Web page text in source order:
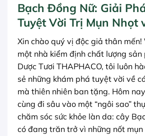
Bạch Đồng Nữ: Giải
Tuyệt Vời Trị Mụn Nhọt
Xin chào quý vị độc giả thân mến!
một nhà kiểm định chất lượng
Dược Tươi THAPHACO, tôi luôn
sẻ những khám phá tuyệt vời về
mà thiên nhiên ban tặng. Hôm
cùng đi sâu vào một “ngôi sao”
chăm sóc sức khỏe làn da: cây
có đang trăn trở vì những nốt